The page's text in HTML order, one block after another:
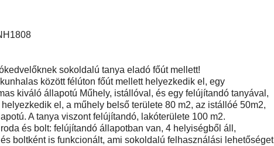
sokoldalú tanya eladó főút mellett!
között félúton főút mellett helyezkedik el, egy
kiváló állapotú Műhely, istállóval, és egy felújítandó tanyával,
el, a műhely belső területe 80 m2, az istállóé 50m2,
A tanya viszont felújítandó, lakóterülete 100 m2.
és bolt: felújítandó állapotban van, 4 helyiségből áll,
boltként is funkcionált, ami sokoldalú felhasználási lehetőséget